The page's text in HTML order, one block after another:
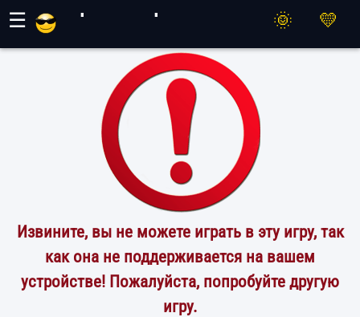
☰
Извините, вы не можете играть в эту игру, так
как она не поддерживается на вашем
устройстве! Пожалуйста, попробуйте другую
игру.